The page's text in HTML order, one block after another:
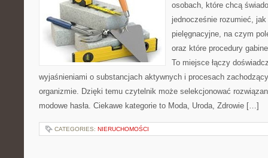
osobach, które chcą
jednocześnie rozumieć, jak
pielęgnacyjne, na czym
oraz które procedury
To miejsce łączy
wyjaśnieniami o substancjach aktywnych i procesach
organizmie. Dzięki temu czytelnik może selekcjonować
modowe hasła. Ciekawe kategorie to Moda, Uroda, Zdrowie […]
CATEGORIES: NIERUCHOMOŚCI